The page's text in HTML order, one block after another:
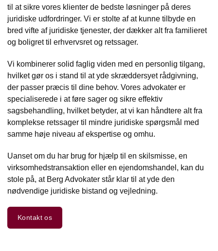
til at sikre vores klienter de bedste løsninger på deres
juridiske udfordringer. Vi er stolte af at kunne tilbyde en
bred vifte af juridiske tjenester, der dækker alt fra familieret
og boligret til erhvervsret og retssager.
Vi kombinerer solid faglig viden med en personlig tilgang,
hvilket gør os i stand til at yde skræddersyet rådgivning,
der passer præcis til dine behov. Vores advokater er
specialiserede i at føre sager og sikre effektiv
sagsbehandling, hvilket betyder, at vi kan håndtere alt fra
komplekse retssager til mindre juridiske spørgsmål med
samme høje niveau af ekspertise og omhu.
Uanset om du har brug for hjælp til en skilsmisse, en
virksomhedstransaktion eller en ejendomshandel, kan du
stole på, at Berg Advokater står klar til at yde den
nødvendige juridiske bistand og vejledning.
Kontakt os